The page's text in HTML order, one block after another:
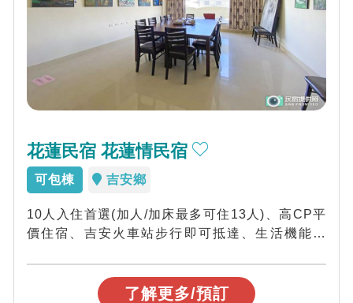
花蓮民宿 花蓮情民宿
可包棟 吉安鄉
10人入住首選(加人/加床最多可住13人)、高CP平
價住宿、吉安火車站步行即可抵達、生活機能便
了解更多/預訂